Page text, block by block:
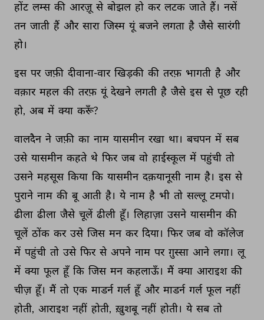
होंट लम्स की आरज़ू से बोझल हो कर लटक जाते हैं। नसें
तन जाती हैं और सारा जिस्म यूं बजने लगता है जैसे सारंगी
हो।
इस पर जफ़ी दीवाना-वार खिड़की की तरफ़ भागती है और
वक़ार महल की तरफ़ यूं देखने लगती है जैसे इस से पूछ रही
हो, अब में क्या करूँ?
वालदैन ने जफ़ी का नाम यासमीन रखा था। बचपन में सब
उसे यासमीन कहते थे फिर जब वो हाईस्कूल में पहुंची तो
उसने महसूस किया कि यासमीन दक़यानूसी नाम है। इस से
पुराने नाम की बू आती है। ये नाम है भी तो सल्लू टमपो।
ढीला ढीला जैसे चूलें ढीली हूँ। लिहाज़ा उसने यासमीन की
चूलें ठोंक कर उसे जिस मन कर दिया। फिर जब वो कॉलेज
में पहुंची तो उसे फिर से अपने नाम पर ग़ुस्सा आने लगा। लू
में क्या फूल हूँ कि जिस मन कहलाऊँ। मैं क्या आराइश की
चीज़ हूँ। मैं तो एक माडर्न गर्ल हूँ और माडर्न गर्ल फूल नहीं
होती, आराइश नहीं होती, ख़ुशबू नहीं होती। ये सब तो